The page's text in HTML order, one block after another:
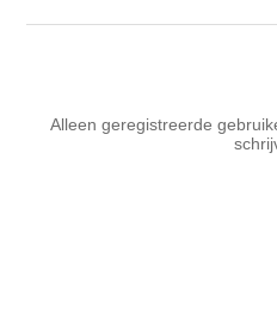
Alleen geregistreerde